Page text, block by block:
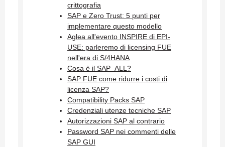
crittografia
SAP e Zero Trust: 5 punti per
implementare questo modello
Aglea all'evento INSPIRE di EPI-
USE: parleremo di licensing FUE
nell'era di S/4HANA
Cosa è il SAP_ALL?
SAP FUE come ridurre i costi di
licenza SAP?
Compatibility Packs SAP
Credenziali utenze tecniche SAP
Autorizzazioni SAP al contrario
Password SAP nei commenti delle
SAP GUI